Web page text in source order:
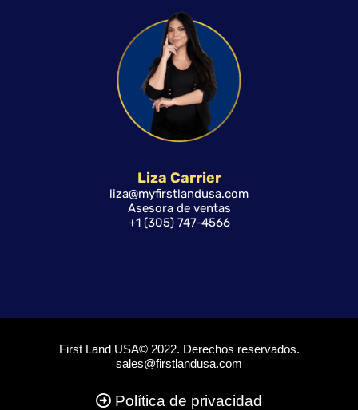
Liza Carrier
liza@myfirstlandusa.com
Asesora de ventas
+1 (305) 747-4566
First Land USA© 2022. Derechos reservados.
sales@firstlandusa.com
Política de privacidad